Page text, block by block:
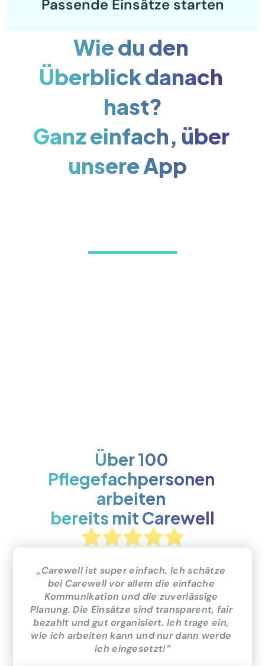
Passende Einsätze starten
Wie du den
Überblick danach
hast?
Ganz einfach, über
unsere App
Über 100
Pflegefachpersonen
arbeiten
bereits mit Carewell
„Carewell ist super einfach. Ich schätze
bei Carewell vor allem die einfache
Kommunikation und die zuverlässige
Planung. Die Einsätze sind transparent, fair
bezahlt und gut organisiert. Ich trage ein,
wie ich arbeiten kann und nur dann werde
ich eingesetzt!”